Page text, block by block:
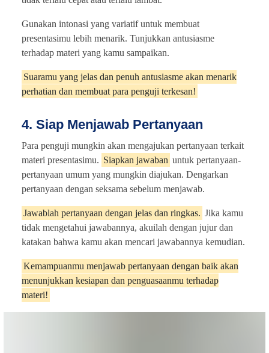
Gunakan intonasi yang variatif untuk membuat
presentasimu lebih menarik. Tunjukkan antusiasme
terhadap materi yang kamu sampaikan.
Suaramu yang jelas dan penuh antusiasme akan menarik
perhatian dan membuat para penguji terkesan!
4. Siap Menjawab Pertanyaan
Para penguji mungkin akan mengajukan pertanyaan terkait
materi presentasimu. Siapkan jawaban untuk pertanyaan-
pertanyaan umum yang mungkin diajukan. Dengarkan
pertanyaan dengan seksama sebelum menjawab.
Jawablah pertanyaan dengan jelas dan ringkas. Jika kamu
tidak mengetahui jawabannya, akuilah dengan jujur dan
katakan bahwa kamu akan mencari jawabannya kemudian.
Kemampuanmu menjawab pertanyaan dengan baik akan
menunjukkan kesiapan dan penguasaanmu terhadap
materi!